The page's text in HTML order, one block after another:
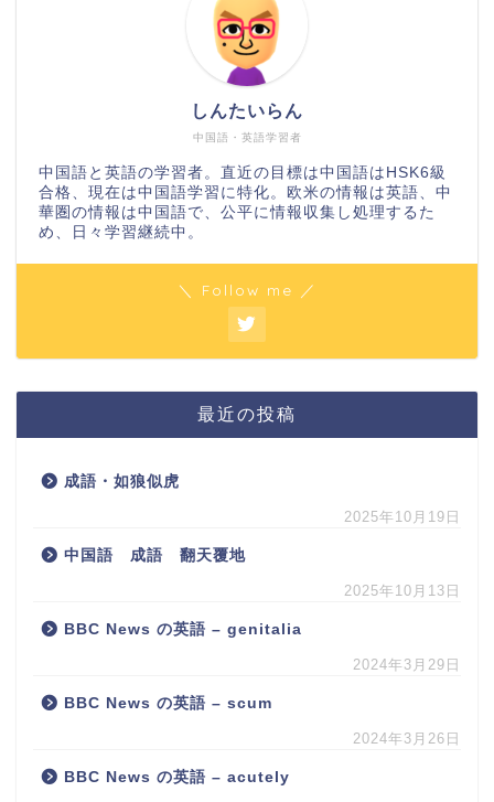
中国語・英語学習者
しんたいらん
中国語と英語の学習者。直近の目標は中国語はHSK6級
合格、現在は中国語学習に特化。欧米の情報は英語、中
華圏の情報は中国語で、公平に情報収集し処理するた
め、日々学習継続中。
＼ Follow me ／
最近の投稿
成語・如狼似虎
2025年10月19日
中国語 成語 翻天覆地
2025年10月13日
BBC News の英語 – genitalia
2024年3月29日
BBC News の英語 – scum
2024年3月26日
BBC News の英語 – acutely